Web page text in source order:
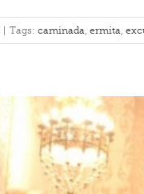
Tags: caminada, ermita,